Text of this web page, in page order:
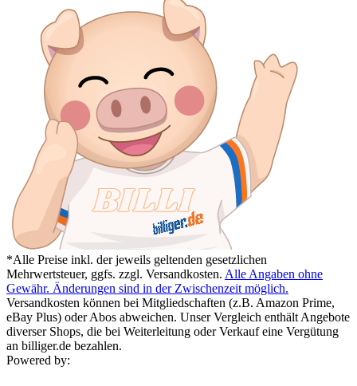
*Alle Preise inkl. der jeweils geltenden gesetzlichen
Mehrwertsteuer, ggfs. zzgl. Versandkosten. Alle Angaben ohne
Gewähr. Änderungen sind in der Zwischenzeit möglich.
Versandkosten können bei Mitgliedschaften (z.B. Amazon Prime,
eBay Plus) oder Abos abweichen. Unser Vergleich enthält Angebote
diverser Shops, die bei Weiterleitung oder Verkauf eine Vergütung
an billiger.de bezahlen.
Powered by: